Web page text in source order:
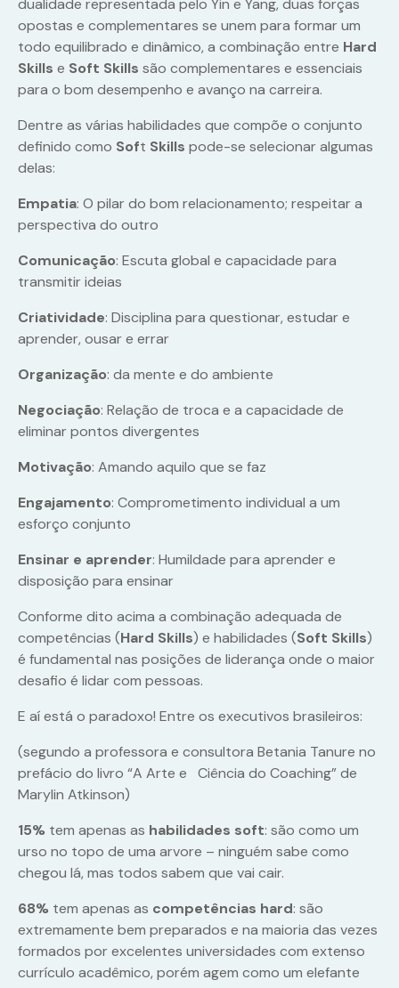
opostas e complementares se unem para formar um
todo equilibrado e dinâmico, a combinação entre Hard
Skills e Soft Skills são complementares e essenciais
para o bom desempenho e avanço na carreira.
Dentre as várias habilidades que compõe o conjunto
definido como Soft Skills pode-se selecionar algumas
delas:
Empatia: O pilar do bom relacionamento; respeitar a
perspectiva do outro
Comunicação: Escuta global e capacidade para
transmitir ideias
Criatividade: Disciplina para questionar, estudar e
aprender, ousar e errar
Organização: da mente e do ambiente
Negociação: Relação de troca e a capacidade de
eliminar pontos divergentes
Motivação: Amando aquilo que se faz
Engajamento: Comprometimento individual a um
esforço conjunto
Ensinar e aprender: Humildade para aprender e
disposição para ensinar
Conforme dito acima a combinação adequada de
competências (Hard Skills) e habilidades (Soft Skills)
é fundamental nas posições de liderança onde o maior
desafio é lidar com pessoas.
E aí está o paradoxo! Entre os executivos brasileiros:
(segundo a professora e consultora Betania Tanure no
prefácio do livro “A Arte e Ciência do Coaching” de
Marylin Atkinson)
15% tem apenas as habilidades soft: são como um
urso no topo de uma arvore – ninguém sabe como
chegou lá, mas todos sabem que vai cair.
68% tem apenas as competências hard: são
extremamente bem preparados e na maioria das vezes
formados por excelentes universidades com extenso
currículo acadêmico, porém agem como um elefante